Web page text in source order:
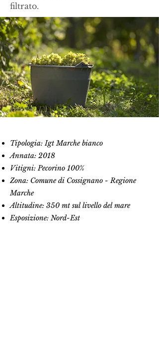
filtrato.
Tipologia: Igt Marche bianco
Annata: 2018
Vitigni: Pecorino 100%
Zona: Comune di Cossignano - Regione
Marche
Altitudine: 350 mt sul livello del mare
Esposizione: Nord-Est